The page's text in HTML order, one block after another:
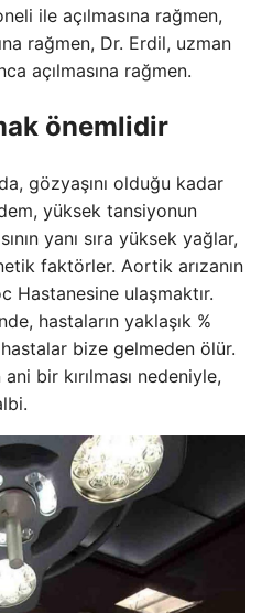
ile açılmasına rağmen,
rağmen, Dr. Erdil, uzman
açılmasına rağmen.
önemlidir
gözyaşını olduğu kadar
yüksek tansiyonun
yanı sıra yüksek yağlar,
faktörler. Aortik arızanın
Hastanesine ulaşmaktır.
hastaların yaklaşık %
bize gelmeden ölür.
bir kırılması nedeniyle,